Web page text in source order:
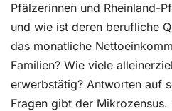
Pfälzerinnen und Rheinland-
und wie ist deren berufliche
das monatliche
Familien? Wie viele
erwerbstätig? Antworten auf
Fragen gibt der